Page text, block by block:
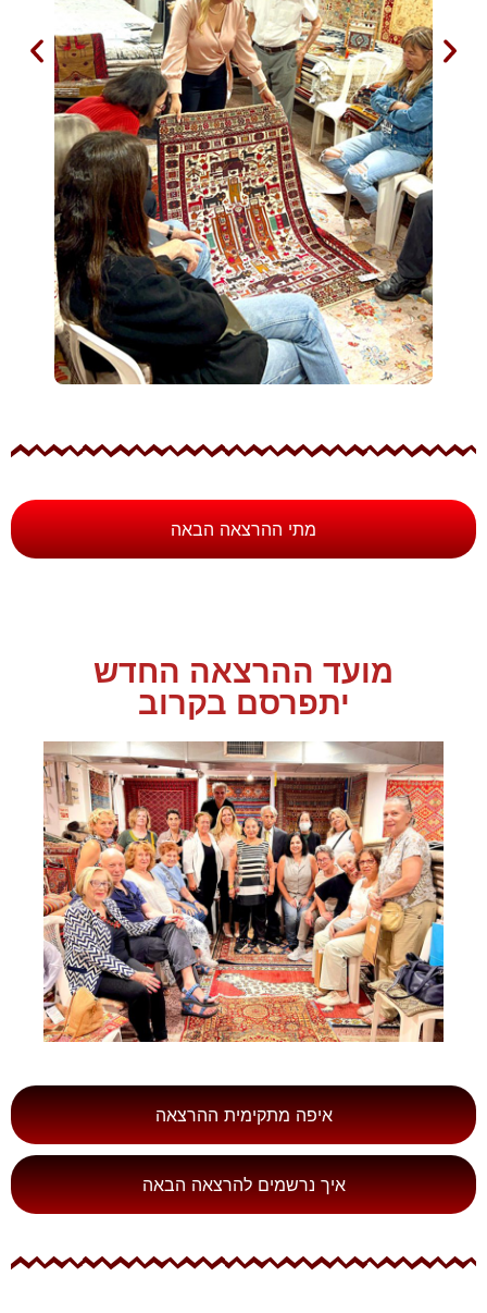
מתי ההרצאה הבאה
איפה מתקימית ההרצאה
איך נרשמים להרצאה הבאה
מועד ההרצאה החדש
יתפרסם בקרוב